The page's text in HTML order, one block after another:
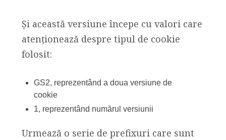
Și această versiune începe cu valori care
atenționează despre tipul de cookie
folosit:
GS2, reprezentând a doua versiune de
cookie
1, reprezentând numărul versiunii
Urmează o serie de prefixuri care sunt